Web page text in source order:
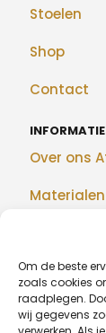
Om de beste
zoals cookies
raadplegen.
wij gegevens
Stoelen
Shop
Contact
INFORMATIE
Over ons
Materialen
Realisaties
Blog